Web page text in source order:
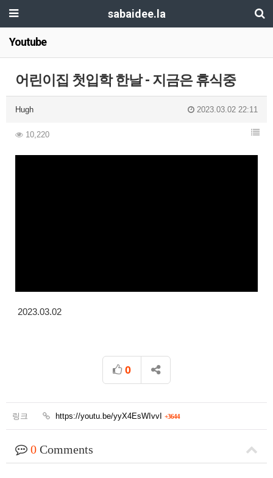
sabaidee.la
Youtube
어린이집 첫입학 한날 - 지금은 휴식중
Hugh 2023.03.02 22:11
10,220
2023.03.02
0
링크 https://youtu.be/yyX4EsWIvvI +3644
0 Comments